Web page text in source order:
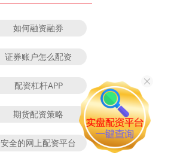
如何融资融券
证券账户怎么配资
配资杠杆APP
期货配资策略
安全的网上配资平台